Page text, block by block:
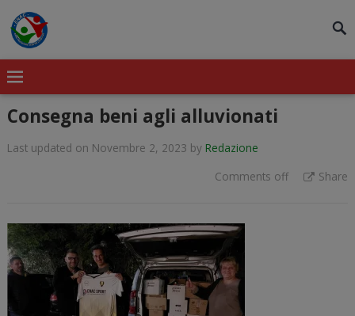
Consegna beni agli alluvionati
Last updated on Novembre 2, 2023 by Redazione
Comments off
Share